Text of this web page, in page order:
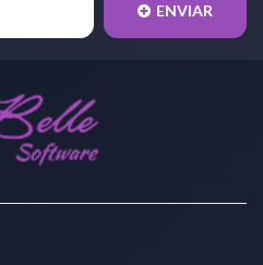
ENVIAR